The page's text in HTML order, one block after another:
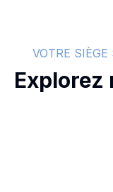
VOTRE
Explorez